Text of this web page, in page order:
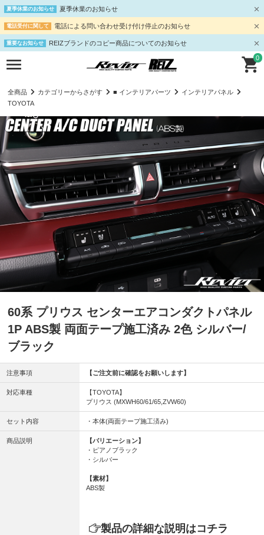
夏季休業のお知らせ 夏季休業のお知らせ
電話受付に関して 電話による問い合わせ受け付け停止のお知らせ
重要なお知らせ REIZブランドのコピー商品についてのお知らせ
0
全商品 カテゴリーからさがす ■ インテリアパーツ
インテリアパネル
TOYOTA
60系 プリウス センターエアコンダクトパネル
1P ABS製 両面テープ施工済み 2色 シルバー/
ブラック
注意事項 【ご注文前に確認をお願いします】
対応車種
【TOYOTA】
プリウス (MXWH60/61/65,ZVW60)
セット内容 ・本体(両面テープ施工済み)
商品説明
【バリエーション】
・ピアノブラック
・シルバー
【素材】
ABS製
製品の詳細な説明はコチラ